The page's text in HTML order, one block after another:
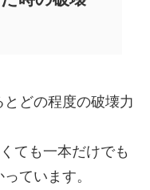
どの程度の破壊力
ても一本だけでも
ています。